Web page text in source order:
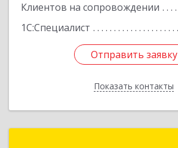
Клиентов на сопровождении
1С:Специалист
Отправить заявку
Показать контакты
Отправить заявку
Назад